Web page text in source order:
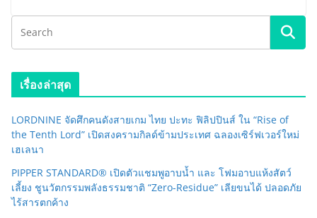
เรื่องล่าสุด
LORDNINE จัดศึกคนดังสายเกม ไทย ปะทะ ฟิลิปปินส์ ใน “Rise of
the Tenth Lord” เปิดสงครามกิลด์ข้ามประเทศ ฉลองเซิร์ฟเวอร์ใหม่
เฮเลนา
PIPPER STANDARD® เปิดตัวแชมพูอาบน้ำ และ โฟมอาบแห้งสัตว์
เลี้ยง ชูนวัตกรรมพลังธรรมชาติ “Zero-Residue” เลียขนได้ ปลอดภัย
ไร้สารตกค้าง